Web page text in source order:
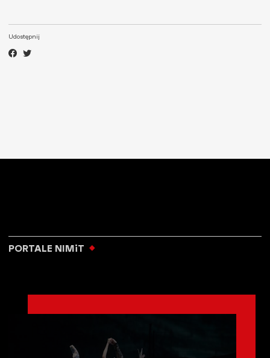
Udostępnij
PORTALE NIMiT